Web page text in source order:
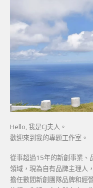
Hello, 我是CJ夫人。
歡迎來到我的專題工作室。
從事超過15年的新創事業、
領域，現為自有品牌主理人
擔任數間新創團隊品牌和經